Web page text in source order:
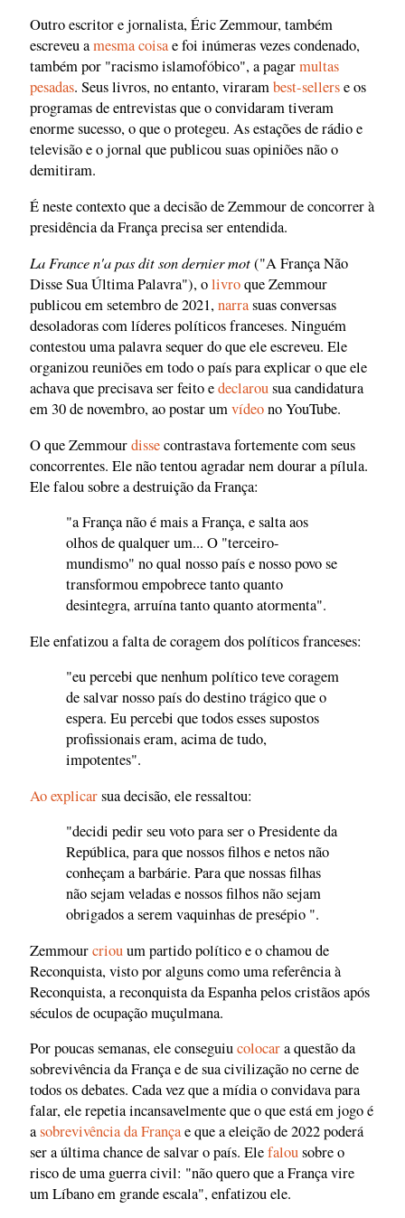
Outro escritor e jornalista, Éric Zemmour, também
escreveu amesma coisae foi inúmeras vezes condenado,
também por "racismo islamofóbico", a pagarmultas
pesadas. Seus livros, no entanto, virarambest-sellerse os
programas de entrevistas que o convidaram tiveram
enorme sucesso, o que o protegeu. As estações de rádio e
televisão e o jornal que publicou suas opiniões não o
demitiram.
É neste contexto que a decisão de Zemmour de concorrer à
presidência da França precisa ser entendida.
La France n'a pas dit son dernier mot("A França Não
Disse Sua Última Palavra"), olivroque Zemmour
publicou em setembro de 2021,narrasuas conversas
desoladoras com líderes políticos franceses. Ninguém
contestou uma palavra sequer do que ele escreveu. Ele
organizou reuniões em todo o país para explicar o que ele
achava que precisava ser feito edeclarousua candidatura
em 30 de novembro, ao postar umvídeono YouTube.
O que Zemmourdissecontrastava fortemente com seus
concorrentes. Ele não tentou agradar nem dourar a pílula.
Ele falou sobre a destruição da França:
"a França não é mais a França, e salta aos
olhos de qualquer um... O "terceiro-
mundismo" no qual nosso país e nosso povo se
transformou empobrece tanto quanto
desintegra, arruína tanto quanto atormenta".
Ele enfatizou a falta de coragem dos políticos franceses:
"eu percebi que nenhum político teve coragem
de salvar nosso país do destino trágico que o
espera. Eu percebi que todos esses supostos
profissionais eram, acima de tudo,
impotentes".
Ao explicarsua decisão, ele ressaltou:
"decidi pedir seu voto para ser o Presidente da
República, para que nossos filhos e netos não
conheçam a barbárie. Para que nossas filhas
não sejam veladas e nossos filhos não sejam
obrigados a serem vaquinhas de presépio ".
Zemmourcriouum partido político e o chamou de
Reconquista, visto por alguns como uma referência à
Reconquista, a reconquista da Espanha pelos cristãos após
séculos de ocupação muçulmana.
Por poucas semanas, ele conseguiucolocara questão da
sobrevivência da França e de sua civilização no cerne de
todos os debates. Cada vez que a mídia o convidava para
falar, ele repetia incansavelmente que o que está em jogo é
asobrevivência da Françae que a eleição de 2022 poderá
ser a última chance de salvar o país. Elefalousobre o
risco de uma guerra civil: "não quero que a França vire
um Líbano em grande escala", enfatizou ele.